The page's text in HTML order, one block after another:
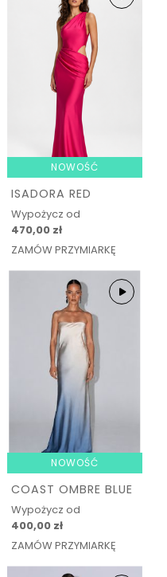
NOWOŚĆ
ISADORA RED
Wypożycz od
470,00 zł
ZAMÓW PRZYMIARKĘ
NOWOŚĆ
COAST OMBRE BLUE
Wypożycz od
400,00 zł
ZAMÓW PRZYMIARKĘ